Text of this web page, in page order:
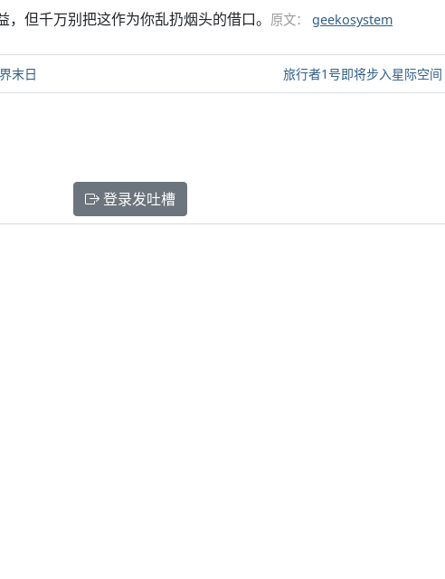
但千万别把这作为你乱扔烟头的借口。 原文： geekosystem
末日 旅行者1号即将步入星际空间
登录发吐槽